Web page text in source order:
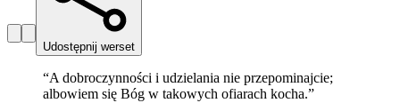
Udostępnij werset
“A dobroczynności i udzielania nie przepominajcie;
albowiem się Bóg w takowych ofiarach kocha.”